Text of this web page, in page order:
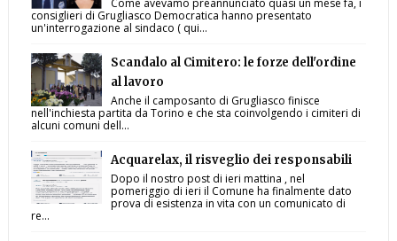
Come avevamo preannunciato quasi un mese fa, i
consiglieri di Grugliasco Democratica hanno presentato
un'interrogazione al sindaco ( qui...
Scandalo al Cimitero: le forze dell'ordine
al lavoro
Anche il camposanto di Grugliasco finisce
nell'inchiesta partita da Torino e che sta coinvolgendo i cimiteri di
alcuni comuni dell...
Acquarelax, il risveglio dei responsabili
Dopo il nostro post di ieri mattina , nel
pomeriggio di ieri il Comune ha finalmente dato
prova di esistenza in vita con un comunicato di
re...